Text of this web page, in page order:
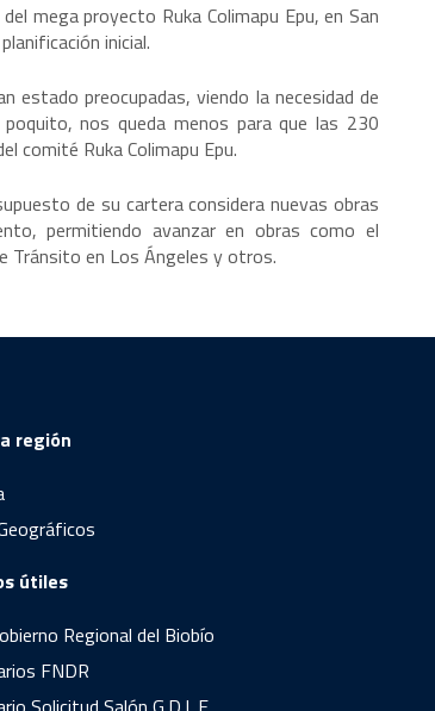
mega proyecto Ruka Colimapu Epu, en San
inicial.
estado preocupadas, viendo la necesidad de
nos queda menos para que las 230
comité Ruka Colimapu Epu.
de su cartera considera nuevas obras
permitiendo avanzar en obras como el
Tránsito en Los Ángeles y otros.
región
útiles
Regional del Biobío
FNDR